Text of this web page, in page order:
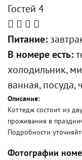
Гостей 4
Питание:
В номере есть:
холодильник,
ванная, посуда,
Описание:
Коттедж состоит из
проживания в
Подробности
Фотографии